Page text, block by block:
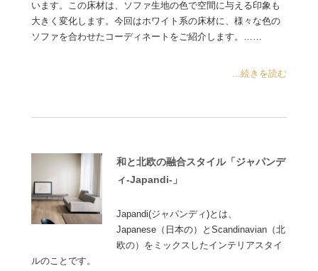
います。この床材は、ソファ生地の色で空間に与える印象も
大きく変化します。今回はホワイト系の床材に、様々な色の
ソファを合わせたコーディネートをご紹介します。……
...続きを読む
和と北欧の融合スタイル「ジャパンデ
ィ-Japandi-」
Japandi(ジャパンディ)とは、
Japanese（日本の）とScandinavian（北
欧の）をミックスしたインテリアスタイ
ルのことです。